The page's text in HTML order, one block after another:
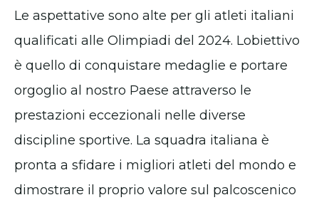
Le aspettative sono alte per gli atleti italiani
qualificati alle Olimpiadi del 2024. Lobiettivo
è quello di conquistare medaglie e portare
orgoglio al nostro Paese attraverso le
prestazioni eccezionali nelle diverse
discipline sportive. La squadra italiana è
pronta a sfidare i migliori atleti del mondo e
dimostrare il proprio valore sul palcoscenico